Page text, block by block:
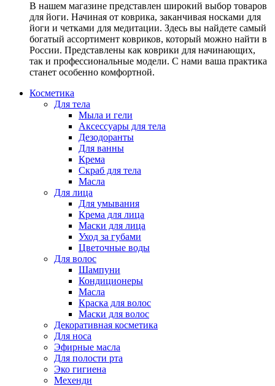
В нашем магазине представлен широкий выбор товаров
для йоги. Начиная от коврика, заканчивая носками для
йоги и четками для медитации. Здесь вы найдете самый
богатый ассортимент ковриков, который можно найти в
России. Представлены как коврики для начинающих,
так и профессиональные модели. С нами ваша практика
станет особенно комфортной.
Косметика
Для тела
Мыла и гели
Аксессуары для тела
Дезодоранты
Для ванны
Крема
Скраб для тела
Масла
Для лица
Для умывания
Крема для лица
Маски для лица
Уход за губами
Цветочные воды
Для волос
Шампуни
Кондиционеры
Масла
Краска для волос
Маски для волос
Декоративная косметика
Для носа
Эфирные масла
Для полости рта
Эко гигиена
Мехенди